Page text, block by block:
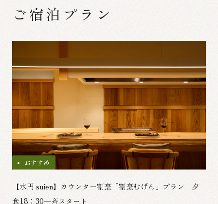
ご宿泊プラン
おすすめ
【水円 suien】カウンター割烹「割烹むげん」プラン 夕
食18：30一斉スタート